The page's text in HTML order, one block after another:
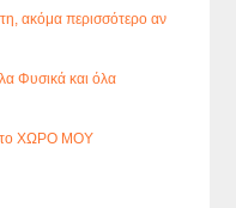
ακόμα περισσότερο αν
Φυσικά και όλα
στο ΧΩΡΟ ΜΟΥ